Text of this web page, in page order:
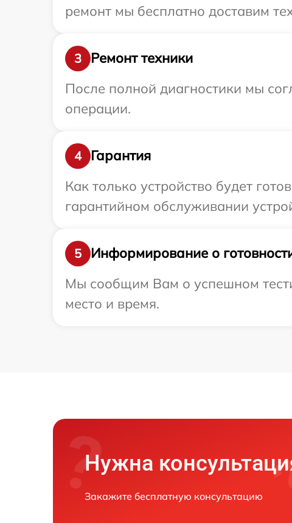
ремонт мы бесплатно доставим
3
Ремонт техники
После полной диагностики мы
операции.
4
Гарантия
Как только устройство будет
гарантийном обслуживании
5
Информирование о
Мы сообщим Вам о успешном
место и время.
Нужна
Закажите бесплатную консультацию